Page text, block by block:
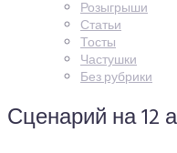
Розыгрыши
Статьи
Тосты
Частушки
Без рубрики
Сценарий на 12